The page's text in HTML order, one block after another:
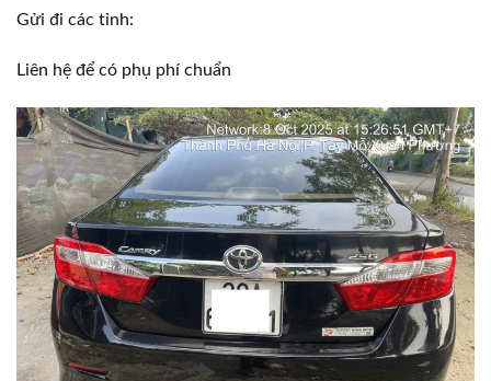
Gửi đi các tỉnh:
Liên hệ để có phụ phí chuẩn